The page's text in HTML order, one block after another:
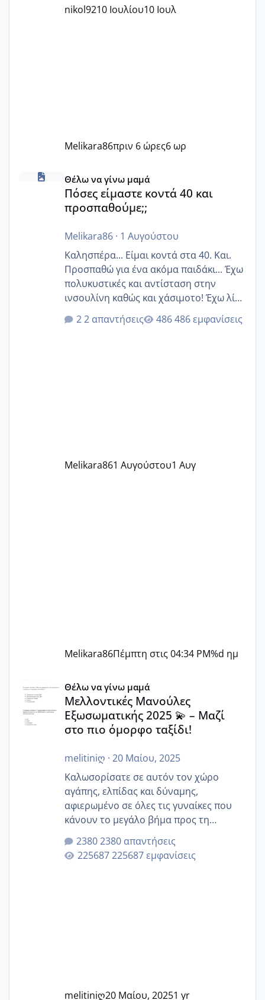
nikol9210 Ιουλίου10 Ιουλ
Melikara86πριν 6 ώρες6 ωρ
Πόσες είμαστε κοντά 40 και προσπαθούμε;;
Θέλω να γίνω μαμά
Πόσες είμαστε κοντά 40 και
προσπαθούμε;;
Melikara86· 1 Αυγούστου
Καλησπέρα... Είμαι κοντά στα 40. Και.
Προσπαθώ για ένα ακόμα παιδάκι... Έχω
πολυκυστικές και αντίσταση στην
ινσουλίνη καθώς και χάσιμοτο! Έχω λίγα
κιλά παραπάνω και όσο κ αν προσπαθώ
δεν χάνω εύκολα! Προσπαθώ για ακόμη
2 απαντήσεις 486 εμφανίσεις
Melikara861 Αυγούστου1 Αυγ
Melikara86Πέμπτη στις 04:34 PM%d ημ
Μελλοντικές Μανούλες Εξωσωματικής 2025 💫 – Μαζί
Θέλω να γίνω μαμά
Μελλοντικές Μανούλες
Εξωσωματικής 2025 💫 – Μαζί
στο πιο όμορφο ταξίδι!
melitiniღ · 20 Μαίου, 2025
Καλωσορίσατε σε αυτόν τον χώρο
αγάπης, ελπίδας και δύναμης,
αφιερωμένο σε όλες τις γυναίκες που
κάνουν το μεγάλο βήμα προς τη
μητρότητα μέσω εξωσωματικής το 2025.
Εδώ θα μοιραστούμε αγωνίες, χαρές,
εμπειρίες και κάθε μικρή ή μεγάλη
2380 απαντήσεις
225687 εμφανίσεις
melitiniღ20 Μαίου, 20251 yr